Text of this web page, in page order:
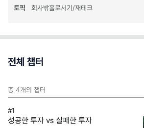
토픽
회사밖홀로서기/재테크
전체 챕터
총 4개의 챕터
#1
성공한 투자 vs 실패한 투자